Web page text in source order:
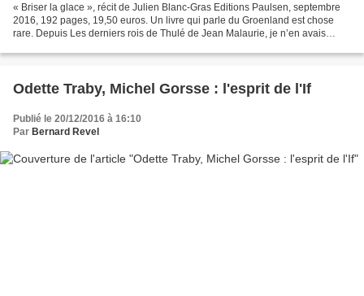
« Briser la glace », récit de Julien Blanc-Gras Editions Paulsen, septembre
2016, 192 pages, 19,50 euros. Un livre qui parle du Groenland est chose
rare. Depuis Les derniers rois de Thulé de Jean Malaurie, je n’en avais
Odette Traby, Michel Gorsse : l'esprit de l'If
Publié le 20/12/2016 à 16:10
Par Bernard Revel